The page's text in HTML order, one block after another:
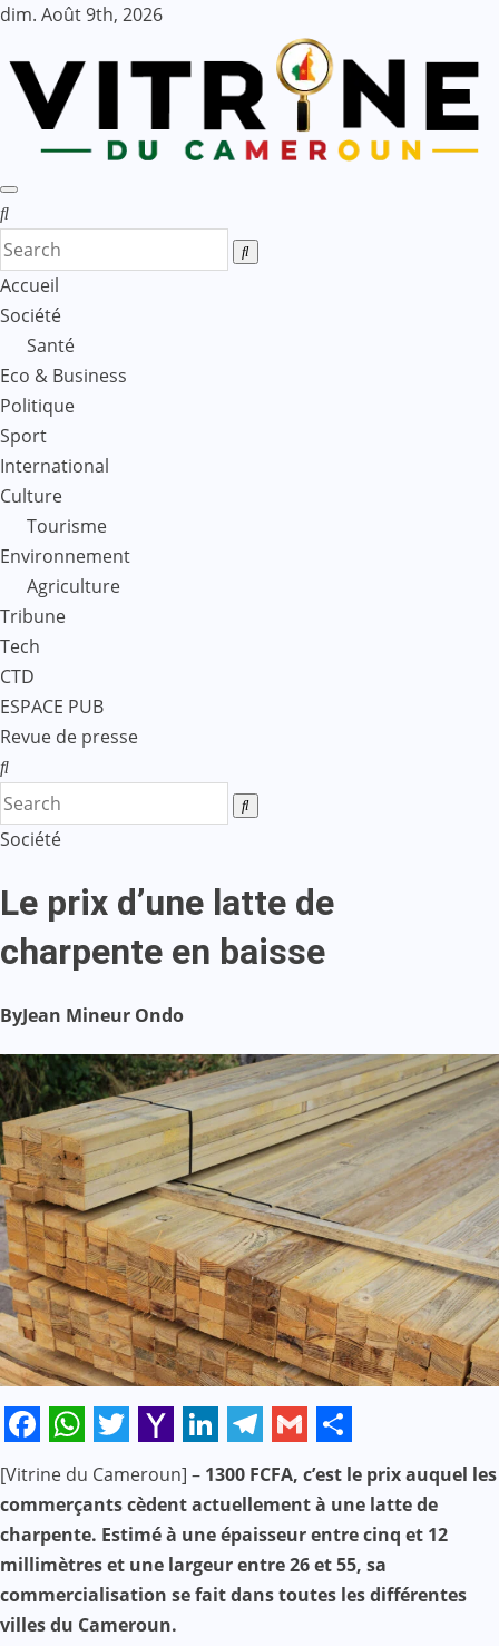
Skip
content
dim. Août 9th, 2026
Accueil
Société
Santé
Eco & Business
Politique
Sport
International
Culture
Tourisme
Environnement
Agriculture
Tribune
Tech
CTD
ESPACE PUB
Revue de presse
Société
Le prix d’une latte de
charpente en baisse
ByJean Mineur Ondo
Facebook
WhatsApp
Twitter
Yahoo
Mail
LinkedIn
Telegram
Gmail
Share
[Vitrine du Cameroun] – 1300 FCFA, c’est le prix auquel les
commerçants cèdent actuellement à une latte de
charpente. Estimé à une épaisseur entre cinq et 12
millimètres et une largeur entre 26 et 55, sa
commercialisation se fait dans toutes les différentes
villes du Cameroun.